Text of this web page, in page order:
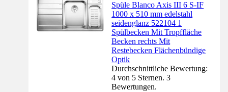
Spüle Blanco Axis III 6 S-IF
1000 x 510 mm edelstahl
seidenglanz 522104 1
Spülbecken Mit Tropffläche
Becken rechts Mit
Restebecken Flächenbündige
Optik
Durchschnittliche Bewertung:
4 von 5 Sternen. 3
Bewertungen.